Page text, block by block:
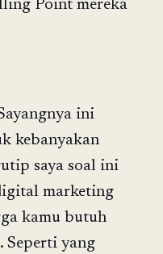
Point mereka
ini
kebanyakan
saya soal ini
marketing
kamu butuh
Seperti yang